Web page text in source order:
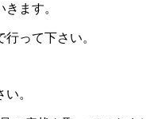
ます。
って下さい。
。